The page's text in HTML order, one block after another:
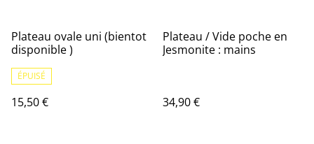
Plateau ovale uni (bientot
disponible )
ÉPUISÉ
15,50 €
Plateau / Vide poche en
Jesmonite : mains
34,90 €